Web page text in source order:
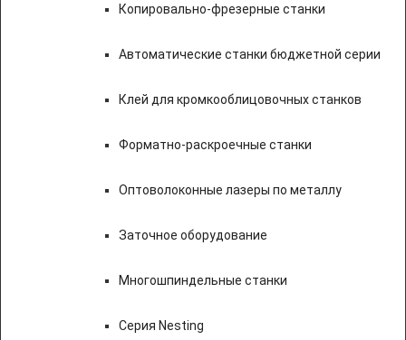
Копировально-фрезерные станки
Автоматические станки бюджетной серии
Клей для кромкооблицовочных станков
Форматно-раскроечные станки
Оптоволоконные лазеры по металлу
Заточное оборудование
Многошпиндельные станки
Серия Nesting